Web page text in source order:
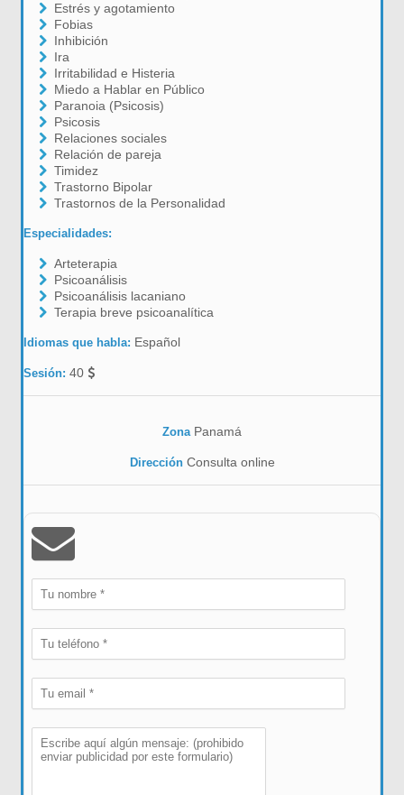
Estrés y agotamiento
Fobias
Inhibición
Ira
Irritabilidad e Histeria
Miedo a Hablar en Público
Paranoia (Psicosis)
Psicosis
Relaciones sociales
Relación de pareja
Timidez
Trastorno Bipolar
Trastornos de la Personalidad
Especialidades:
Arteterapia
Psicoanálisis
Psicoanálisis lacaniano
Terapia breve psicoanalítica
Idiomas que habla: Español
Sesión:40
Zona Panamá
DirecciónConsulta online